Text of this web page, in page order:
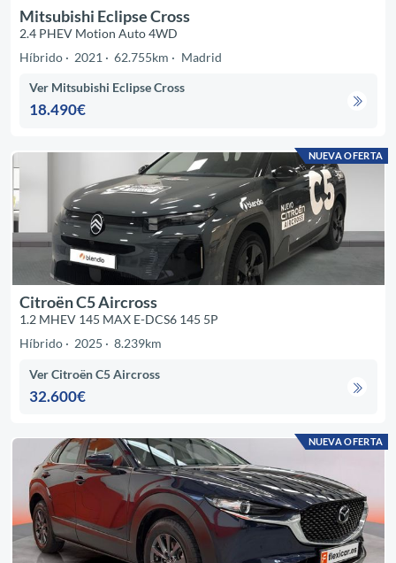
Mitsubishi Eclipse Cross
2.4 PHEV Motion Auto 4WD
Híbrido
2021 62.755km Madrid
Ver Mitsubishi Eclipse Cross
18.490€
NUEVA OFERTA
Citroën C5 Aircross
1.2 MHEV 145 MAX E-DCS6 145 5P
Híbrido
2025 8.239km
Ver Citroën C5 Aircross
32.600€
NUEVA OFERTA